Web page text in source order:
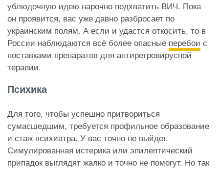
ублюдочную идею нарочно подхватить ВИЧ. Пока
он проявится, вас уже давно разбросает по
украинским полям. А если и удастся откосить, то в
России наблюдаются всё более опасные перебои с
поставками препаратов для антиретровирусной
терапии.
Психика
Для того, чтобы успешно притвориться
сумасшедшим, требуется профильное образование
и стаж психиатра. У вас точно не выйдет.
Симулированная истерика или эпилептический
припадок выглядят жалко и точно не помогут. Но так